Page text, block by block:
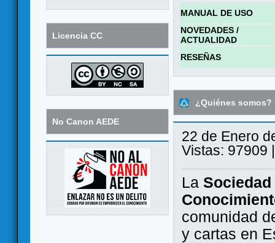
Licencia CC
No Canon AEDE
MANUAL DE USO
NOVEDADES /
ACTUALIDAD
RESEÑAS
¿Quiénes somos?
22 de Enero
Vistas: 97909
La
comunidad
y cartas en